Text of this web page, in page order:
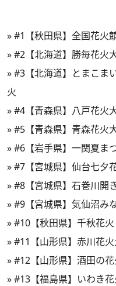
»#1【秋田県】全国花火
»#2【北海道】勝毎花火
»#3【北海道】とまこま
火
»#4【青森県】八戸花火
»#5【青森県】青森花火
»#6【岩手県】一関夏ま
»#7【宮城県】仙台七夕
»#8【宮城県】石巻川開
»#9【宮城県】気仙沼み
»#10【秋田県】千秋花火
»#11【山形県】赤川花
»#12【山形県】酒田の花
»#13【福島県】いわき